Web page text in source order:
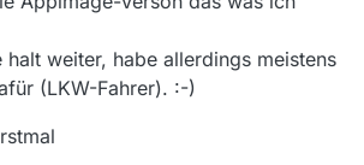
weiter, habe allerdings meistens
(LKW-Fahrer). :-)